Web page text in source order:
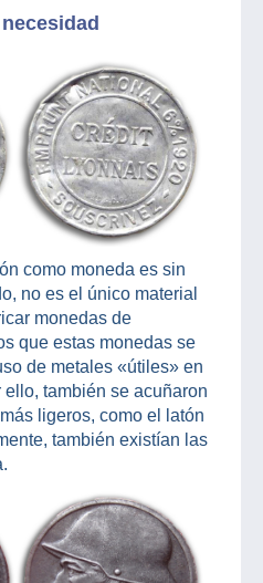
como moneda es sin
no es el único material
monedas de
que estas monedas se
de metales «útiles» en
también se acuñaron
ligeros, como el latón
también existían las